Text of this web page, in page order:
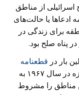
از مناطق
ادعاها یا حالت‌های
برای زندگی در
پناه صلح بود.
بار در قطعنامه
، پس از جنگ شش روزه در سال ۱۹۶۷ به
مناطق را مشروط